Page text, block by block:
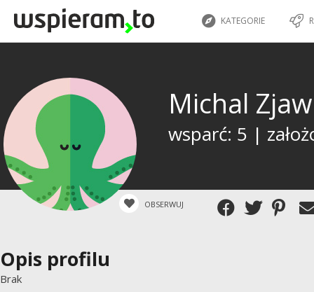
KATEGORIE
Michal
wsparć: 5 |
OBSERWUJ
Opis profilu
Brak